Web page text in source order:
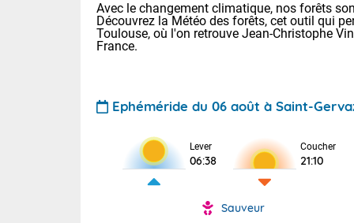
Avec le changement climatique, nos forêts
Découvrez la Météo des forêts, cet outil qui
Toulouse, où l'on retrouve Jean-Christophe
France.
Ephéméride du 06 août à Saint-
Lever
06:38
Coucher
21:10
Sauveur
Voici les
22/13 Paris :
Clermont-
Limoges :
Lille : 24/12